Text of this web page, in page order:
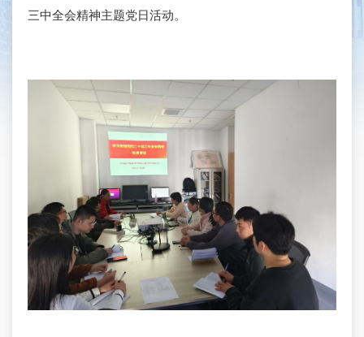
三中全会精神主题党日活动。